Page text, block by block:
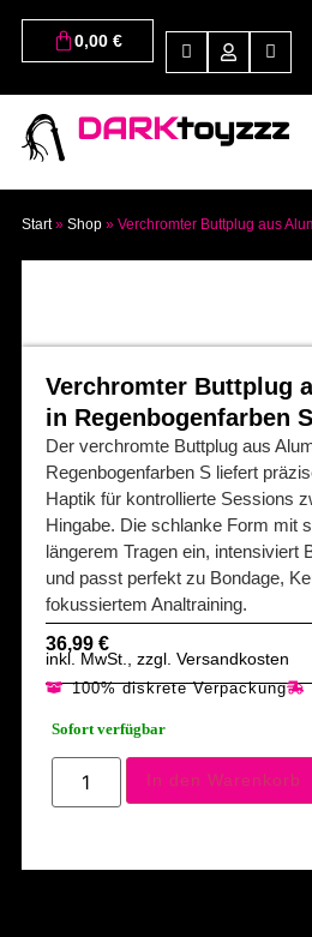
0,00 €
DARKtoyzzz
Start» Shop» Verchromter Buttplug aus
Verchromter Buttplug
in Regenbogenfarben S
Der verchromte Buttplug aus
Regenbogenfarben S liefert
Haptik für kontrollierte Sessions
Hingabe. Die schlanke Form mit
längerem Tragen ein, intensiviert
und passt perfekt zu Bondage,
fokussiertem Analtraining.
36,99 €
inkl. MwSt., zzgl. Versandkosten
100% diskrete Verpackung
Sofort verfügbar
In den Warenkorb